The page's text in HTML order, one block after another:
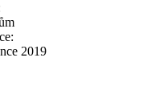
2019